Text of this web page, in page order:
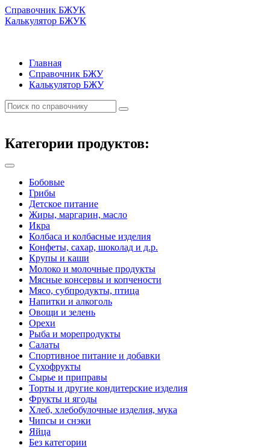
Справочник БЖУК
Калькулятор БЖУК
Главная
Справочник БЖУ
Калькулятор БЖУ
Категории продуктов:
Бобовые
Грибы
Детское питание
Жиры, маргарин, масло
Икра
Колбаса и колбасные изделия
Конфеты, сахар, шоколад и д.р.
Крупы и каши
Молоко и молочные продукты
Мясные консервы и копчености
Мясо, субпродукты, птица
Напитки и алкоголь
Овощи и зелень
Орехи
Рыба и морепродукты
Салаты
Спортивное питание и добавки
Сухофрукты
Сырье и приправы
Торты и другие кондитерские изделия
Фрукты и ягоды
Хлеб, хлебобулочные изделия, мука
Чипсы и снэки
Яйца
Без категории